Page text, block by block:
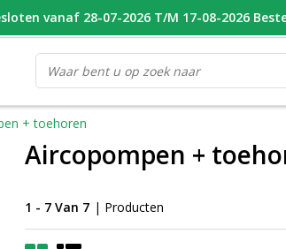
WAT U ZOEK VOOR 16.00 BESTELD,
+ toehoren
Aircopompen +
1 - 7 Van 7 | Producten
vanaf 28-07-2026 T/M 17-08-2026